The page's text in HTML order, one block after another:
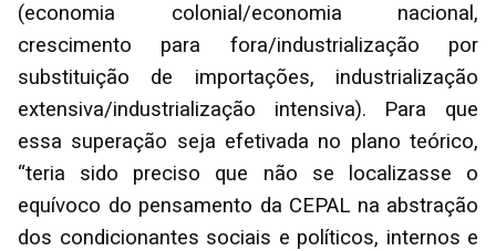
(economia colonial/economia nacional,
crescimento para fora/industrialização por
substituição de importações, industrialização
extensiva/industrialização intensiva). Para que
essa superação seja efetivada no plano teórico,
“teria sido preciso que não se localizasse o
equívoco do pensamento da CEPAL na abstração
dos condicionantes sociais e políticos, internos e